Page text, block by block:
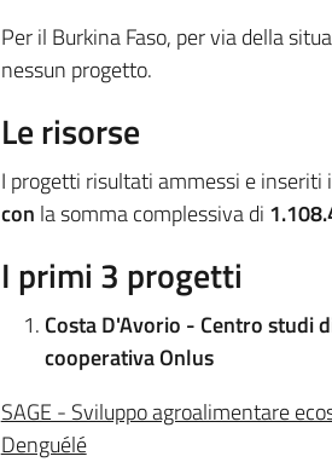
Per il Burkina Faso, per via della
nessun progetto.
Le risorse
I progetti risultati ammessi e inseriti
con la somma complessiva di
I primi 3 progetti
Costa D'Avorio - Centro studi
cooperativa Onlus
SAGE - Sviluppo agroalimentare
Denguélé